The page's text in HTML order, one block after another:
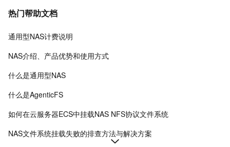
热门帮助文档
通用型NAS计费说明
NAS介绍、产品优势和使用方式
什么是通用型NAS
什么是AgenticFS
如何在云服务器ECS中挂载NAS NFS协议文件系统
NAS文件系统挂载失败的排查方法与解决方案